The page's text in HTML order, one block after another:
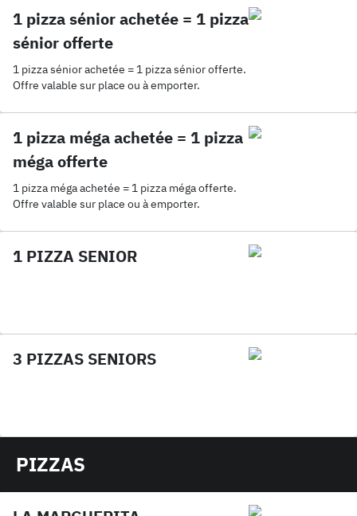
1 pizza sénior achetée = 1 pizza
sénior offerte
1 pizza sénior achetée = 1 pizza sénior offerte.
Offre valable sur place ou à emporter.
1 pizza méga achetée = 1 pizza
méga offerte
1 pizza méga achetée = 1 pizza méga offerte.
Offre valable sur place ou à emporter.
1 PIZZA SENIOR
3 PIZZAS SENIORS
PIZZAS